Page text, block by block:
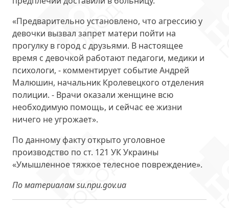
«Предварительно установлено, что агрессию у
девочки вызвал запрет матери пойти на
прогулку в город с друзьями. В настоящее
время с девочкой работают педагоги, медики и
психологи, - комментирует событие Андрей
Малюшин, начальник Кролевецкого отделения
полиции. - Врачи оказали женщине всю
необходимую помощь, и сейчас ее жизни
ничего не угрожает».
По данному факту открыто уголовное
производство по ст. 121 УК Украины
«Умышленное тяжкое телесное повреждение».
По материалам su.npu.gov.ua